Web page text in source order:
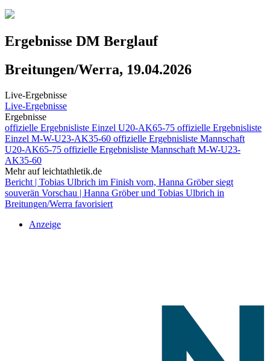
Ergebnisse DM Berglauf
Breitungen/Werra, 19.04.2026
Live-Ergebnisse
Live-Ergebnisse
Ergebnisse
offizielle Ergebnisliste Einzel U20-AK65-75 offizielle Ergebnisliste
Einzel M-W-U23-AK35-60 offizielle Ergebnisliste Mannschaft
U20-AK65-75 offizielle Ergebnisliste Mannschaft M-W-U23-
AK35-60
Mehr auf leichtathletik.de
Bericht | Tobias Ulbrich im Finish vorn, Hanna Gröber siegt
souverän Vorschau | Hanna Gröber und Tobias Ulbrich in
Breitungen/Werra favorisiert
Anzeige